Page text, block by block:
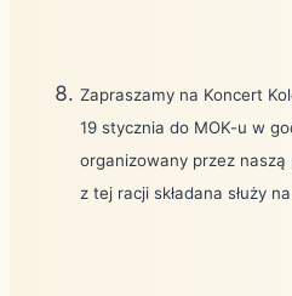
Zapraszamy na Koncert
19 stycznia do MOK-u w
organizowany przez
z tej racji składana służy